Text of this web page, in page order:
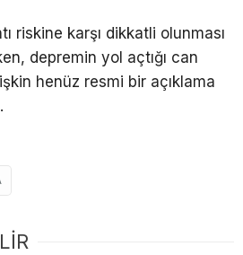
riskine karşı dikkatli olunması
depremin yol açtığı can
henüz resmi bir açıklama